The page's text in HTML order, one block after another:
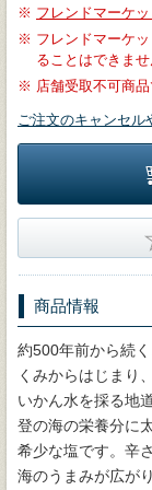
※ フレンドマーケ
※ フレンドマーケ
ることはできませ
※ 店舗受取不可商品
ご注文のキャンセル
商品情報
約500年前から続
くみからはじまり
いかん水を採る地
登の海の栄養分に
希少な塩です。辛
海のうまみが広が